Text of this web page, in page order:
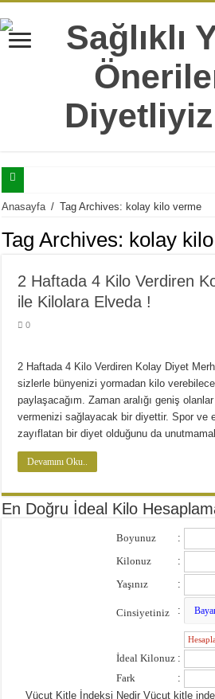
Selülitler İle Mücadele Edebilmeniz İçin
Tatlı Yeme İstediğinizi Şıp Diye Kesecek 11
Yaş İlerledikçe Metabolizmanın Daha Çok
Hergün Güne Yulaf İle Başlamanız İçin 10 Çok
Yağ Yakan Yiyecekler Nelerdir ?
Yulaflı Diyet Mozaik Pasta Tarifi
Dukan patlıcan kebabı
Anasayfa / Tag Archives: kolay kilo verme
Tag Archives: kolay
2 Haftada 4 Kilo Verdiren
ile Kilolara Elveda !
0
2 Haftada 4 Kilo Verdiren Kolay Diyet
sizlerle bünyenizi yormadan kilo
paylaşacağım. Zaman aralığı geniş
vermenizi sağlayacak bir diyettir. Spor ve
zayıflatan bir diyet olduğunu da
Devamını Oku..
En Doğru İdeal Kilo
Boyunuz :
Kilonuz :
Yaşınız :
Cinsiyetiniz :
İdeal Kilonuz :
Fark :
Vücut Kitle İndeksi Nedir Vücut kitle